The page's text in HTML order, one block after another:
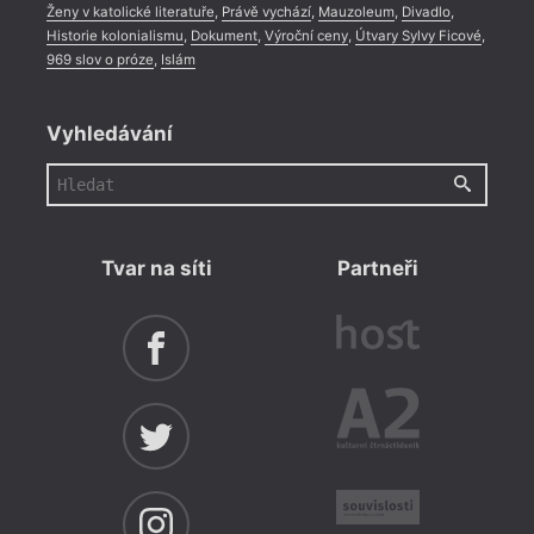
Ženy v katolické literatuře, Právě vychází, Mauzoleum, Divadlo,
Historie kolonialismu, Dokument, Výroční ceny, Útvary Sylvy Ficové,
969 slov o próze, Islám
Vyhledávání
Tvar na síti Partneři